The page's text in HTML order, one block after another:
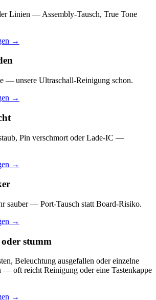
Linien — Assembly-Tausch, True Tone
→
— unsere Ultraschall-Reinigung schon.
→
Pin verschmort oder Lade-IC —
→
sauber — Port-Tausch statt Board-Risiko.
→
stumm
Beleuchtung ausgefallen oder einzelne
— oft reicht Reinigung oder eine Tastenkappe
→